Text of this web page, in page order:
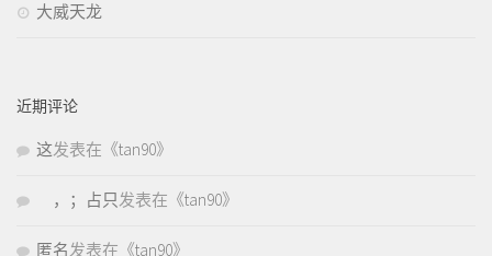
大威天龙
近期评论
这发表在《tan90》
，；占只发表在《tan90》
匿名发表在《tan90》